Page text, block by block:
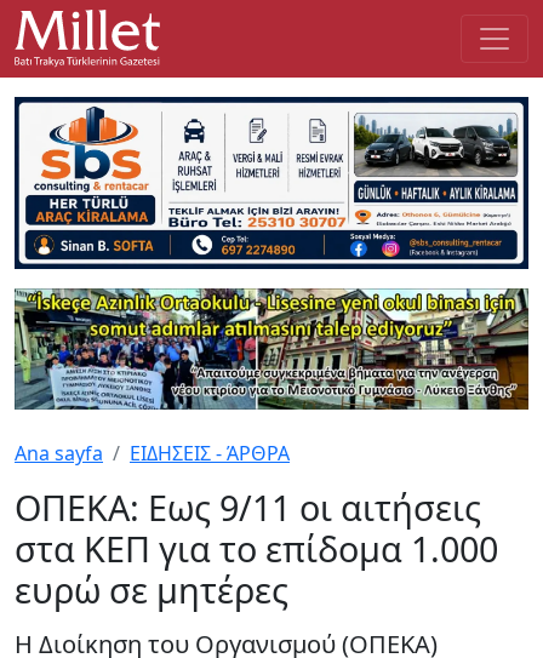
Ana sayfa ΕΙΔΗΣΕΙΣ - ΆΡΘΡΑ
ΟΠΕΚΑ: Εως 9/11 οι αιτήσεις
στα ΚΕΠ για το επίδομα 1.000
ευρώ σε μητέρες
Η Διοίκηση του Οργανισμού (ΟΠΕΚΑ)